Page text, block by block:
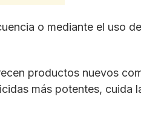
o mediante el uso de
productos nuevos
más potentes, cuida